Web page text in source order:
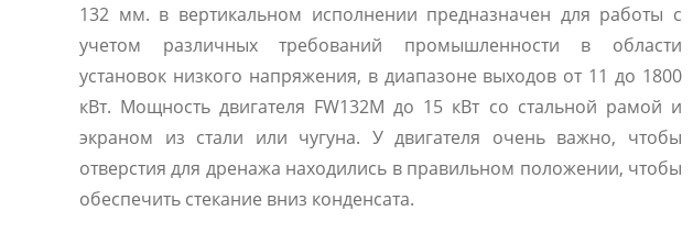
132 мм. в вертикальном исполнении предназначен для работы с
учетом различных требований промышленности в области
установок низкого напряжения, в диапазоне выходов от 11 до 1800
кВт. Мощность двигателя FW132M до 15 кВт со стальной рамой и
экраном из стали или чугуна. У двигателя очень важно, чтобы
отверстия для дренажа находились в правильном положении, чтобы
обеспечить стекание вниз конденсата.